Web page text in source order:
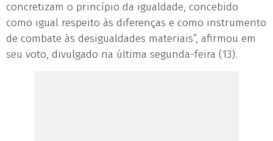
concretizam o princípio da igualdade, concebido
como igual respeito às diferenças e como instrumento
de combate às desigualdades materiais”, afirmou em
seu voto, divulgado na última segunda-feira (13).